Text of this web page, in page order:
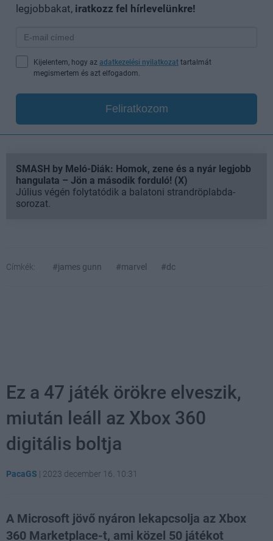
legjobbakat, iratkozz fel hírlevelünkre!
Kijelentem, hogy az adatkezelési nyilatkozat tartalmát
megismertem és azt elfogadom.
Feliratkozom
SMASH by Meló-Diák: Homok, zene és a nyár legjobb
hangulata – Jön a második forduló! (X)
Július végén folytatódik a balatoni strandröplabda-
sorozat.
Címkék: #james gunn #marvel #dc
Ez a 47 játék örökre elveszik,
miután leáll az Xbox 360
digitális boltja
PacaGS | 2023 december 16. 10:31
A Microsoft jövő nyáron lekapcsolja az Xbox
360 Marketplace-t, ami közel 50 játékot